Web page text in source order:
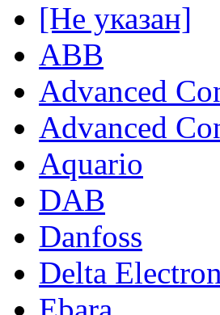
[Не указан]
ABB
Advanced
Advanced
Aquario
DAB
Danfoss
Delta